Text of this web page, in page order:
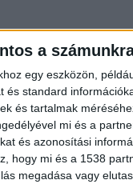
a
egy eszközön,
és standard
és tartalmak
mi és a
és azonosítási
hogy mi és a 1538
megadása vagy